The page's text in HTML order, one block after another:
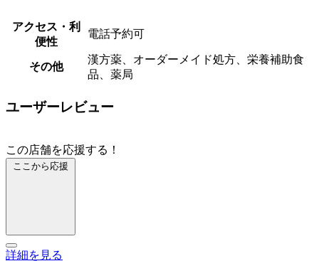
アクセス・利
便性
電話予約可
その他
漢方薬、オーダーメイド処方、栄養補助食
品、薬局
ユーザーレビュー
この店舗を応援する！
ここから応援
詳細を見る